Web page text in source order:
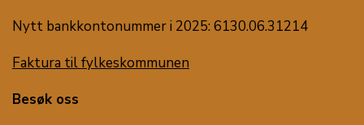
Nytt bankkontonummer i 2025: 6130.06.31214
Faktura til fylkeskommunen
Besøk oss